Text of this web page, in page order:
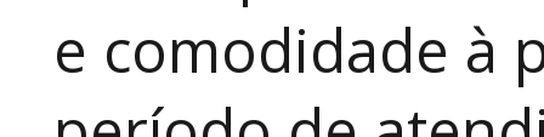
e comodidade à